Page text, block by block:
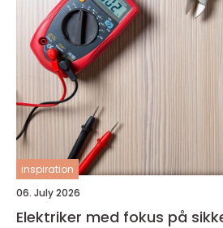
inspiration
06. July 2026
Elektriker med fokus på